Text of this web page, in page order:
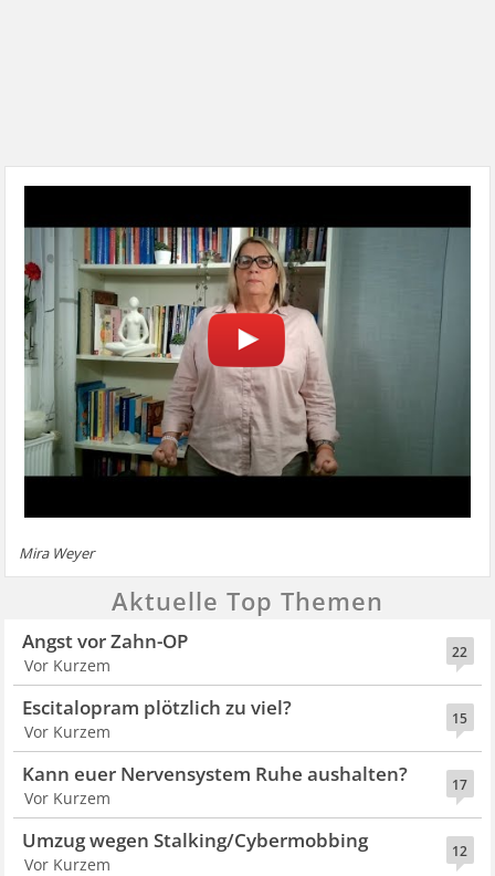
Mira Weyer
Aktuelle Top Themen
22
Angst vor Zahn-OP
Vor Kurzem
15
Escitalopram plötzlich zu viel?
Vor Kurzem
17
Kann euer Nervensystem Ruhe aushalten?
Vor Kurzem
12
Umzug wegen Stalking/Cybermobbing
Vor Kurzem